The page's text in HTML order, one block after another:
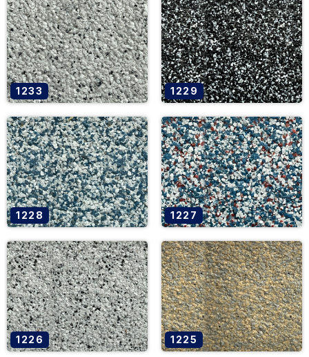
1233 1229
1228 1227
1226 1225